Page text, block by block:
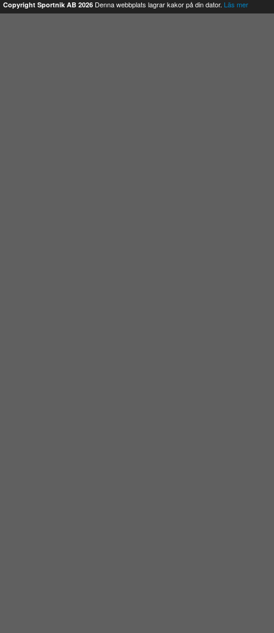
Copyright Sportnik AB 2026 Denna webbplats lagrar kakor på din dator. Läs mer